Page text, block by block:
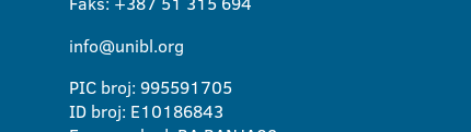
info@unibl.org
PIC broj: 995591705
ID broj: E10186843